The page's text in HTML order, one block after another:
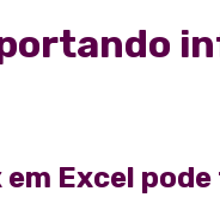
em Excel